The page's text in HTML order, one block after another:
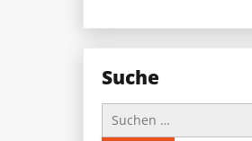
Suche
Suchen
nach: